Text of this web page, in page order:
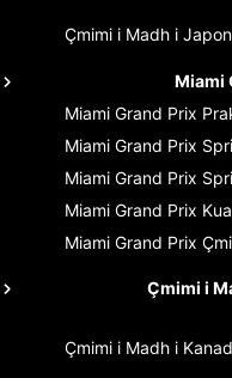
Çmimi i Madh i
Miami
Miami Grand Prix
Miami Grand Prix
Miami Grand Prix
Miami Grand Prix
Miami Grand Prix
Çmimi i
Çmimi i Madh i